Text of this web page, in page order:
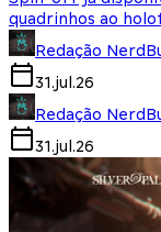
quadrinhos ao
Redação
31.jul.26
Redação
31.jul.26